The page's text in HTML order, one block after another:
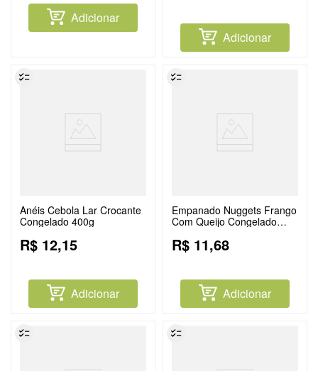
Adicionar
Adicionar
Anéis Cebola Lar Crocante
Congelado 400g
R$ 12,15
Adicionar
Empanado Nuggets Frango
Com Queijo Congelado
R$ 11,68
Adicionar